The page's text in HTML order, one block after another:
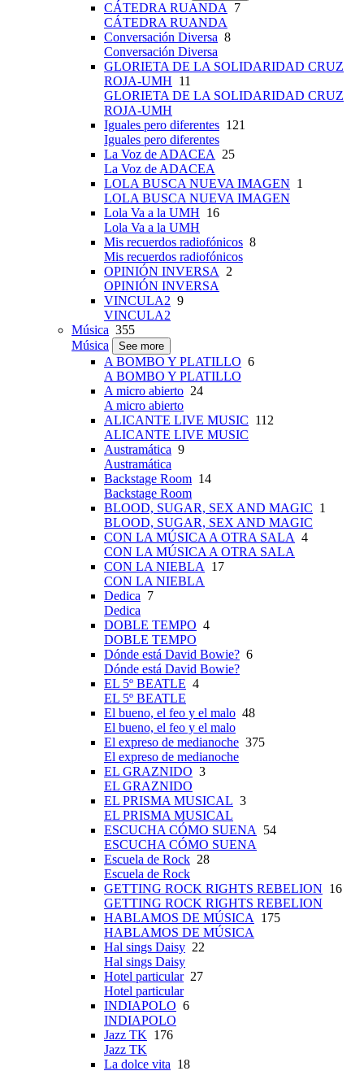
CÁTEDRA RUANDA
7
CÁTEDRA RUANDA
Conversación Diversa 8
Conversación Diversa
GLORIETA DE LA SOLIDARIDAD CRUZ
ROJA-UMH 11
GLORIETA DE LA SOLIDARIDAD CRUZ
ROJA-UMH
Iguales pero diferentes 121
Iguales pero diferentes
La Voz de ADACEA
25
La Voz de ADACEA
LOLA BUSCA NUEVA IMAGEN 1
LOLA BUSCA NUEVA IMAGEN
Lola Va a la UMH 16
Lola Va a la UMH
Mis recuerdos radiofónicos 8
Mis recuerdos radiofónicos
OPINIÓN INVERSA
2
OPINIÓN INVERSA
VINCULA2 9
VINCULA2
Música 355
Música
See more
A BOMBO Y PLATILLO 6
A BOMBO Y PLATILLO
A micro abierto 24
A micro abierto
ALICANTE LIVE MUSIC 112
ALICANTE LIVE MUSIC
Austramática 9
Austramática
Backstage Room 14
Backstage Room
BLOOD, SUGAR, SEX AND MAGIC 1
BLOOD, SUGAR, SEX AND MAGIC
CON LA MÚSICA A OTRA SALA 4
CON LA MÚSICA A OTRA SALA
CON LA NIEBLA
17
CON LA NIEBLA
Dedica 7
Dedica
DOBLE TEMPO 4
DOBLE TEMPO
Dónde está David Bowie? 6
Dónde está David Bowie?
EL 5º BEATLE 4
EL 5º BEATLE
El bueno, el feo y el malo 48
El bueno, el feo y el malo
El expreso de medianoche 375
El expreso de medianoche
EL GRAZNIDO 3
EL GRAZNIDO
EL PRISMA MUSICAL 3
EL PRISMA MUSICAL
ESCUCHA CÓMO SUENA
54
ESCUCHA CÓMO SUENA
Escuela de Rock 28
Escuela de Rock
GETTING ROCK RIGHTS REBELION 16
GETTING ROCK RIGHTS REBELION
HABLAMOS DE MÚSICA
175
HABLAMOS DE MÚSICA
Hal sings Daisy 22
Hal sings Daisy
Hotel particular27
Hotel particular
INDIAPOLO 6
INDIAPOLO
Jazz TK 176
Jazz TK
La dolce vita 18